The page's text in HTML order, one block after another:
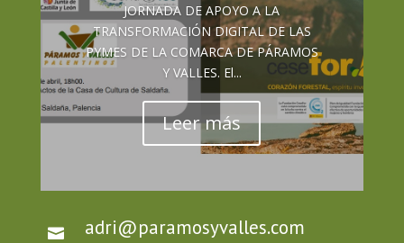
JORNADA DE APOYO A LA
TRANSFORMACIÓN DIGITAL DE LAS
PYMES DE LA COMARCA DE PÁRAMOS
Y VALLES. El...
Leer más
 adri@paramosyvalles.com